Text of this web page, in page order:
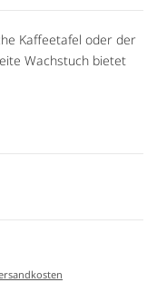
Kaffeetafel oder der
Wachstuch bietet